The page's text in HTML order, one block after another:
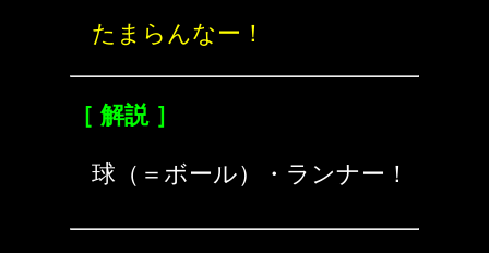
たまらんなー！
［ 解説 ］
球（＝ボール）・ランナー！